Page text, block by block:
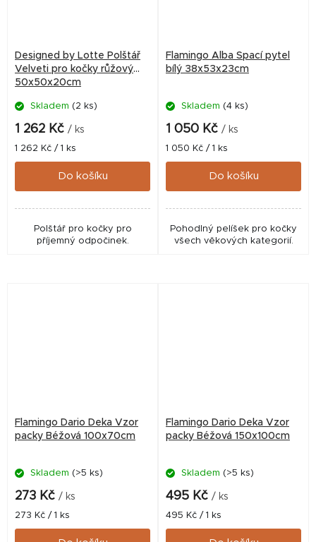
Designed by Lotte Polštář
Velveti pro kočky růžový
50x50x20cm
Skladem (2 ks)
1 262 Kč / ks
Měrná
cena:
1 262 Kč / 1 ks
Do košíku
Polštář pro kočky pro
příjemný odpočinek.
Flamingo Alba Spací pytel
bílý 38x53x23cm
Skladem (4 ks)
1 050 Kč / ks
Měrná
cena:
1 050 Kč / 1 ks
Do košíku
Pohodlný pelíšek pro kočky
všech věkových kategorií.
Flamingo Dario Deka Vzor
packy Béžová 100x70cm
Skladem (>5 ks)
273 Kč / ks
Měrná
cena:
273 Kč / 1 ks
Flamingo Dario Deka Vzor
packy Béžová 150x100cm
Skladem (>5 ks)
495 Kč / ks
Měrná
cena:
495 Kč / 1 ks